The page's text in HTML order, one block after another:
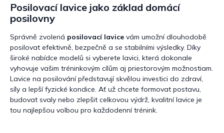
Posilovací lavice jako základ domácí
posilovny
Správně zvolená posilovací lavice vám umožní dlouhodobě
posilovat efektivně, bezpečně a se stabilními výsledky. Díky
široké nabídce modelů si vyberete lavici, která dokonale
vyhovuje vašim tréninkovým cílům aj priestorovým možnostiam.
Lavice na posilování představují skvělou investici do zdraví,
síly a lepší fyzické kondice. Ať už chcete formovat postavu,
budovat svaly nebo zlepšit celkovou výdrž, kvalitní lavice je
tou najlepšou volbou pro každodenní trénink.